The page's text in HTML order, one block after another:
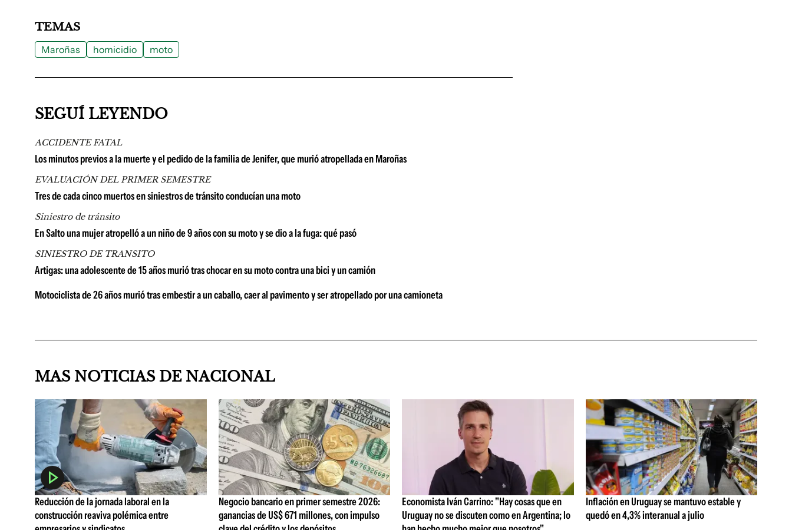
TEMAS
Maroñas homicidio moto
SEGUÍ LEYENDO
ACCIDENTE FATAL
Los minutos previos a la muerte y el pedido de la familia de Jenifer, que murió atropellada en Maroñas
EVALUACIÓN DEL PRIMER SEMESTRE
Tres de cada cinco muertos en siniestros de tránsito conducían una moto
Siniestro de tránsito
En Salto una mujer atropelló a un niño de 9 años con su moto y se dio a la fuga: qué pasó
SINIESTRO DE TRANSITO
Artigas: una adolescente de 15 años murió tras chocar en su moto contra una bici y un camión
Motociclista de 26 años murió tras embestir a un caballo, caer al pavimento y ser atropellado por una camioneta
MAS NOTICIAS DE NACIONAL
Reducción de la jornada laboral en la
construcción reaviva polémica entre
Negocio bancario en primer semestre 2026:
ganancias de US$ 671 millones, con impulso
Economista Iván Carrino: "Hay cosas que en
Uruguay no se discuten como en Argentina; lo
Inflación en Uruguay se mantuvo estable y
quedó en 4,3% interanual a julio